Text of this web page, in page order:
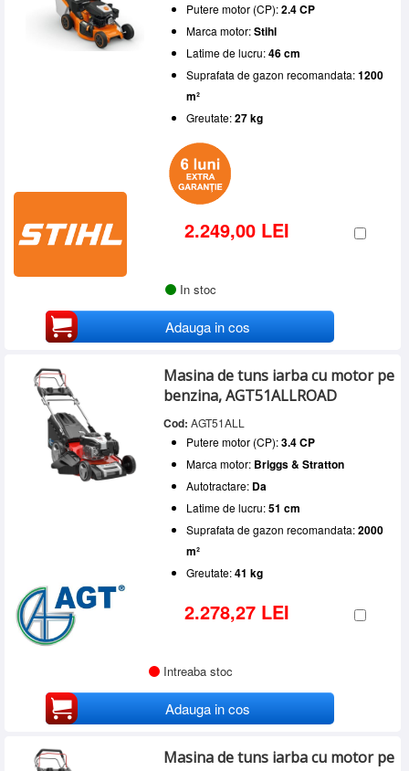
Putere motor (CP):2.4 CP
Marca motor:Stihl
Latime de lucru:46 cm
Suprafata de gazon recomandata:1200
m²
Greutate:27 kg
2.249,00 LEI
In stoc
Adauga in cos
Masina de tuns iarba cu motor pe
benzina, AGT51ALLROAD
Cod: AGT51ALL
Putere motor (CP):3.4 CP
Marca motor: Briggs & Stratton
Autotractare: Da
Latime de lucru:51 cm
Suprafata de gazon recomandata:2000
m²
Greutate:41 kg
2.278,27 LEI
Intreaba stoc
Adauga in cos
Masina de tuns iarba cu motor pe